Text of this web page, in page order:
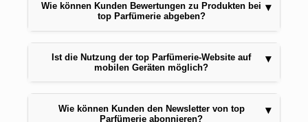
Wie können Kunden Bewertungen zu Produkten bei
top Parfümerie abgeben?
▾
Ist die Nutzung der top Parfümerie-Website auf
mobilen Geräten möglich?
▾
Wie können Kunden den Newsletter von top
Parfümerie abonnieren?
▾